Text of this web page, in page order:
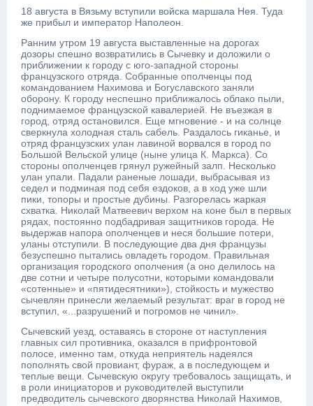
18 августа в Вязьму вступили войска маршала Нея. Туда
же прибыл и император Наполеон.
Ранним утром 19 августа выставленные на дорогах
дозоры спешно возвратились в Сычевку и доложили о
приближении к городу с юго-западной стороны
французского отряда. Собранные ополченцы под
командованием Нахимова и Богуславского заняли
оборону. К городу неспешно приближалось облако пыли,
поднимаемое французской кавалерией. Не въезжая в
город, отряд остановился. Еще мгновение - и на солнце
сверкнула холодная сталь сабель. Раздалось гиканье, и
отряд французских улан лавиной ворвался в город по
Большой Вельской улице (ныне улица К. Маркса). Со
стороны ополченцев грянул ружейный залп. Несколько
улан упали. Падали раненые лошади, выбрасывая из
седел и подминая под себя ездоков, а в ход уже шли
пики, топоры и простые дубины. Разгорелась жаркая
схватка. Николай Матвеевич верхом на коне был в первых
рядах, постоянно подбадривая защитников города. Не
выдержав напора ополченцев и неся большие потери,
уланы отступили. В последующие два дня французы
безуспешно пытались овладеть городом. Правильная
организация городского ополчения (а оно делилось на
две сотни и четыре полусотни, которыми командовали
«сотенные» и «пятидесятники»), стойкость и мужество
сычевлян принесли желаемый результат: враг в город не
вступил, «...разрушений и погромов не чинил».
Сычевский уезд, оставаясь в стороне от наступления
главных сил противника, оказался в прифронтовой
полосе, именно там, откуда неприятель надеялся
пополнять свой провиант, фураж, а в последующем и
теплые вещи. Сычевскую округу требовалось защищать, и
в роли инициаторов и руководителей выступили
предводитель сычевского дворянства Николай Нахимов,